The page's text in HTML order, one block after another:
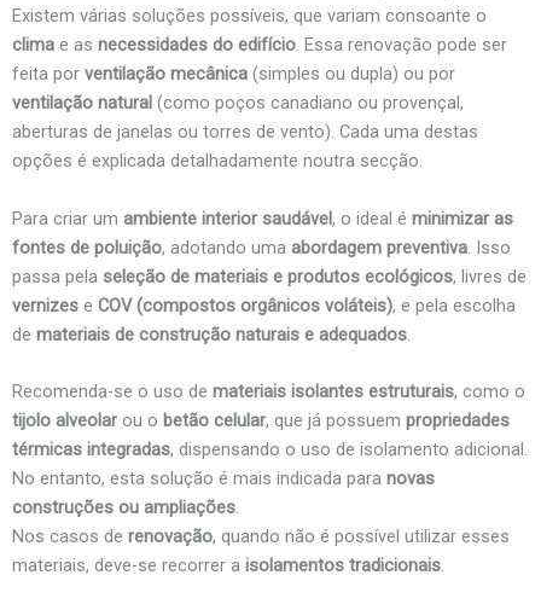
Existem várias soluções possíveis, que variam consoante o
clima e as necessidades do edifício. Essa renovação pode ser
feita por ventilação mecânica (simples ou dupla) ou por
ventilação natural (como poços canadiano ou provençal,
aberturas de janelas ou torres de vento). Cada uma destas
opções é explicada detalhadamente noutra secção.
Para criar um ambiente interior saudável, o ideal é minimizar as
fontes de poluição, adotando uma abordagem preventiva. Isso
passa pela seleção de materiais e produtos ecológicos, livres de
vernizes e COV (compostos orgânicos voláteis), e pela escolha
de materiais de construção naturais e adequados.
Recomenda-se o uso de materiais isolantes estruturais, como o
tijolo alveolar ou o betão celular, que já possuem propriedades
térmicas integradas, dispensando o uso de isolamento adicional.
No entanto, esta solução é mais indicada para novas
construções ou ampliações.
Nos casos de renovação, quando não é possível utilizar esses
materiais, deve-se recorrer a isolamentos tradicionais.